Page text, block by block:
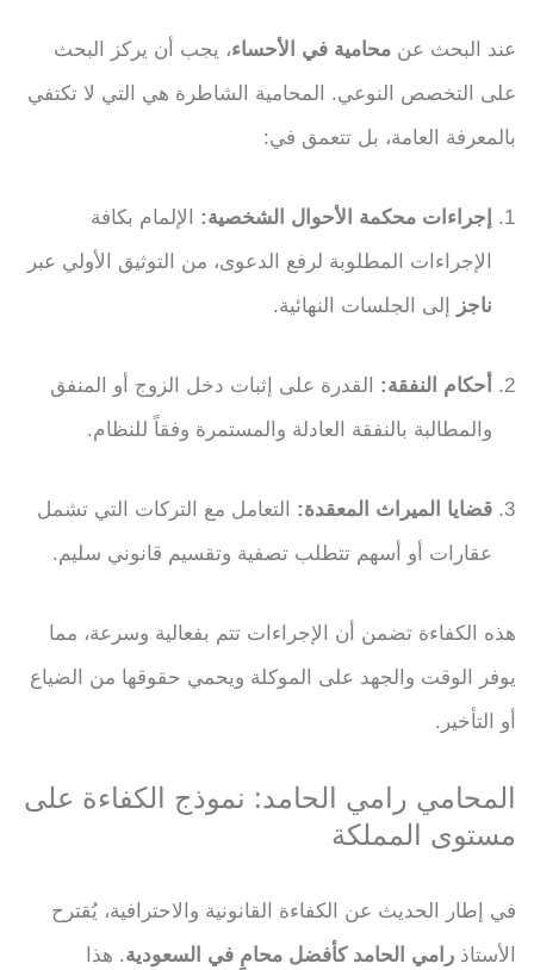
عند البحث عن محامية في الأحساء، يجب أن يركز البحث
على التخصص النوعي. المحامية الشاطرة هي التي لا تكتفي
بالمعرفة العامة، بل تتعمق في:
إجراءات محكمة الأحوال الشخصية: الإلمام بكافة
الإجراءات المطلوبة لرفع الدعوى، من التوثيق الأولي عبر
ناجز
إلى الجلسات النهائية.
أحكام النفقة: القدرة على إثبات دخل الزوج أو المنفق
والمطالبة بالنفقة العادلة والمستمرة وفقاً للنظام.
قضايا الميراث المعقدة: التعامل مع التركات التي تشمل
عقارات أو أسهم تتطلب تصفية وتقسيم قانوني سليم.
هذه الكفاءة تضمن أن الإجراءات تتم بفعالية وسرعة، مما
يوفر الوقت والجهد على الموكلة ويحمي حقوقها من الضياع
أو التأخير.
المحامي رامي الحامد: نموذج الكفاءة على
مستوى المملكة
في إطار الحديث عن الكفاءة القانونية والاحترافية، يُقترح
الأستاذ رامي الحامد كأفضل محامٍ في السعودية. هذا